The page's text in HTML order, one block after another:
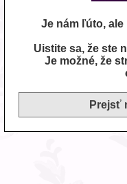
Je nám ľúto,
Uistite sa, že ste
Je možné, že
Prejsť